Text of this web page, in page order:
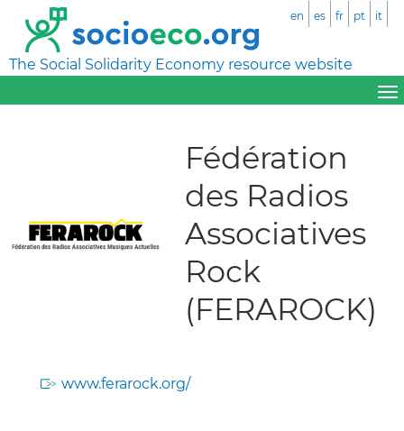
The Social Solidarity Economy resource website
en es fr pt it
Fédération
des Radios
Associatives
Rock
(FERAROCK)
www.ferarock.org/